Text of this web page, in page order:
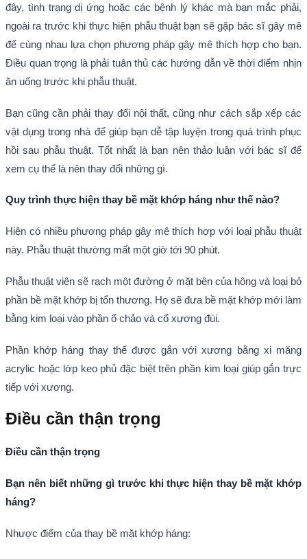
đây, tình trạng dị ứng hoặc các bệnh lý khác mà bạn mắc phải,
ngoài ra trước khi thực hiện phẫu thuật bạn sẽ gặp bác sĩ gây mê
để cùng nhau lựa chọn phương pháp gây mê thích hợp cho bạn.
Điều quan trọng là phải tuân thủ các hướng dẫn về thời điểm nhịn
ăn uống trước khi phẫu thuật.
Bạn cũng cần phải thay đổi nội thất, cũng như cách sắp xếp các
vật dụng trong nhà để giúp bạn dễ tập luyện trong quá trình phục
hồi sau phẫu thuật. Tốt nhất là bạn nên thảo luận với bác sĩ để
xem cụ thể là nên thay đổi những gì.
Quy trình thực hiện thay bề mặt khớp háng như thế nào?
Hiện có nhiều phương pháp gây mê thích hợp với loại phẫu thuật
này. Phẫu thuật thường mất một giờ tới 90 phút.
Phẫu thuật viên sẽ rạch một đường ở mặt bên của hông và loại bỏ
phần bề mặt khớp bị tổn thương. Họ sẽ đưa bề mặt khớp mới làm
bằng kim loại vào phần ổ chảo và cổ xương đùi.
Phần khớp háng thay thế được gắn với xương bằng xi măng
acrylic hoặc lớp keo phủ đặc biệt trên phần kim loại giúp gắn trực
tiếp với xương.
Điều cần thận trọng
Điều cần thận trọng
Bạn nên biết những gì trước khi thực hiện thay bề mặt khớp
háng?
Nhược điểm của thay bề mặt khớp háng: